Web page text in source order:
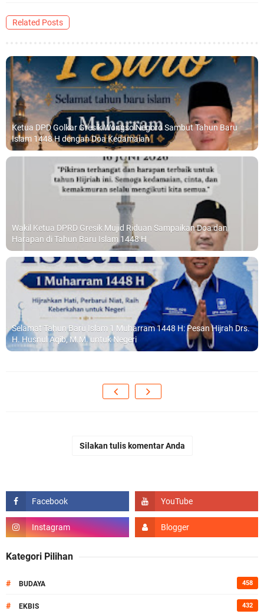
Related Posts
Ketua DPD Golkar Gresik Wongso Negoro Sambut Tahun Baru
Islam 1448 H dengan Doa Kedamaian
Wakil Ketua DPRD Gresik Mujid Riduan Sampaikan Doa dan
Harapan di Tahun Baru Islam 1448 H
Selamat Tahun Baru Islam 1 Muharram 1448 H: Pesan Hijrah Drs.
H. Husnul Aqib, M.M. untuk Negeri
Silakan tulis komentar Anda
Kategori Pilihan
# BUDAYA 458
# EKBIS 432